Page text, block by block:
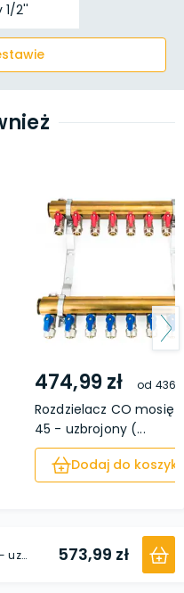
2''
474,99 zł od
Rozdzielacz CO
45 - uzbrojony (...
Dodaj do
Rozdzielacz CO mosiężny 45 - uzbrojony (zaworki pex, odpowietrzniki na kluczyk) 10 obwodów 573,99 zł